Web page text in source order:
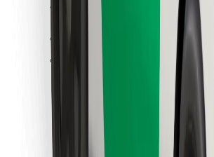
Bolt alkalmazás letöltése
Találd meg kedvenc ételedet!
Bolt Food app letöltése